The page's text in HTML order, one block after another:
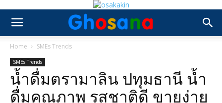
Home SMEs Trends
SMEs Trends
น้ำดื่มตรามาลิน ปทุมธานี น้ำ
ดื่มคุณภาพ รสชาติดี ขายง่าย